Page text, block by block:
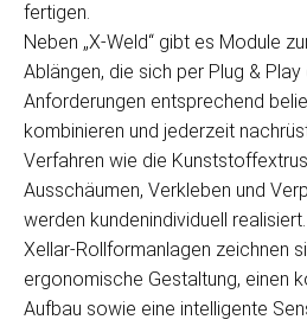
fertigen.
Neben „X-Weld“ gibt es Module
Ablängen, die sich per Plug &
Anforderungen entsprechend
kombinieren und jederzeit
Verfahren wie die
Ausschäumen, Verkleben und
werden kundenindividuell realisiert.
Xellar-Rollformanlagen zeichnen
ergonomische Gestaltung, einen
Aufbau sowie eine intelligente